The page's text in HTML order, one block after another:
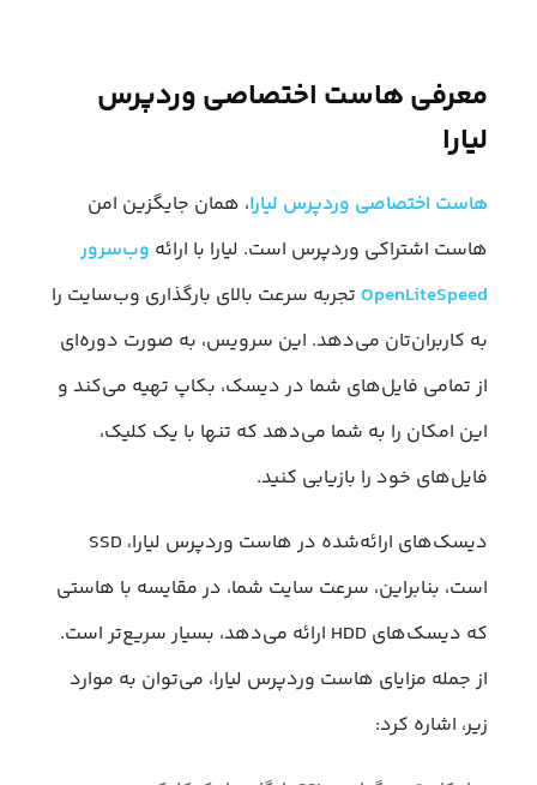
معرفی هاست اختصاصی وردپرس
لیارا
هاست اختصاصی وردپرس لیارا، همان جایگزین امن
هاست اشتراکی وردپرس است. لیارا با ارائه وب‌سرور
OpenLiteSpeed تجربه سرعت بالای بارگذاری وب‌سایت را
به کاربران‌تان می‌دهد. این سرویس، به صورت دوره‌ای
از تمامی فایل‌های شما در دیسک، بکاپ تهیه می‌کند و
این امکان را به شما می‌دهد که تنها با یک کلیک،
فایل‌های خود را بازیابی کنید.
دیسک‌های ارائه‌شده در هاست وردپرس لیارا، SSD
است، بنابراین، سرعت سایت شما، در مقایسه با هاستی
که دیسک‌های HDD ارائه می‌دهد، بسیار سریع‌تر است.
از جمله مزایای هاست وردپرس لیارا، می‌توان به موارد
زیر، اشاره کرد: